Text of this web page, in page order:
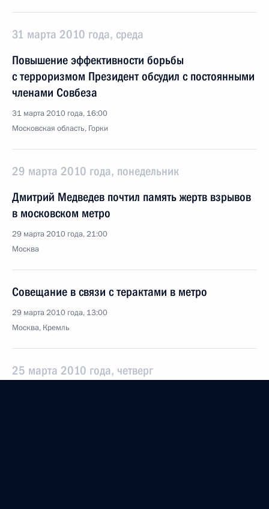
31 марта 2010 года, среда
Повышение эффективности борьбы
с терроризмом Президент обсудил с постоянными
членами Совбеза
31 марта 2010 года, 16:00
Московская область, Горки
29 марта 2010 года, понедельник
Дмитрий Медведев почтил память жертв взрывов
в московском метро
29 марта 2010 года, 21:00
Москва
Совещание в связи с терактами в метро
29 марта 2010 года, 13:00
Москва, Кремль
25 марта 2010 года, четверг